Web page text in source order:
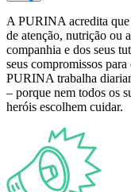
A PURINA acredita que
de atenção, nutrição ou
companhia e dos seus
seus compromissos
PURINA trabalha
– porque nem todos os
heróis escolhem cuidar.